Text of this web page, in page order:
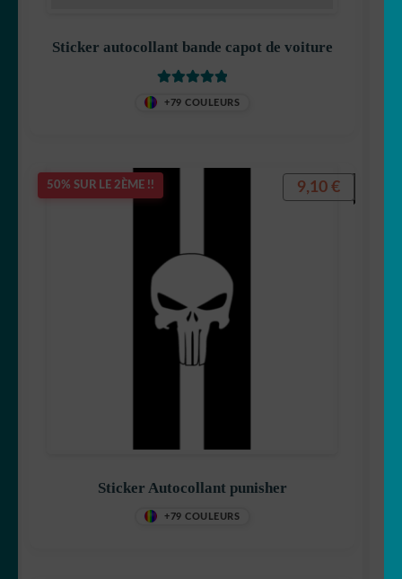
Sticker autocollant bande capot de voiture
+79 COULEURS
50% SUR LE 2ÈME !!
Sticker Autocollant punisher
+79 COULEURS
9,10 €